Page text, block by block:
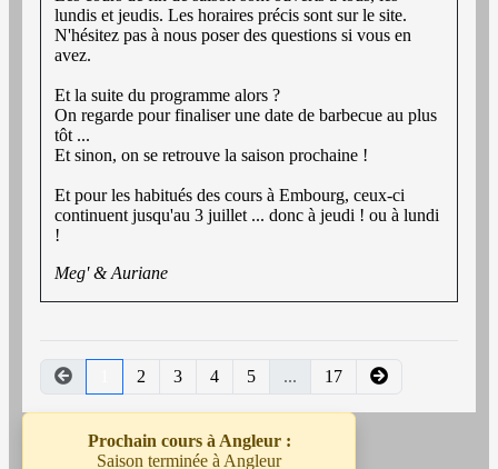
Prochain cours à Angleur :
Saison terminée à Angleur
lundis et jeudis. Les horaires précis sont sur le site.
N'hésitez pas à nous poser des questions si vous en
avez.
Et la suite du programme alors ?
On regarde pour finaliser une date de barbecue au plus
tôt ...
Et sinon, on se retrouve la saison prochaine !
Et pour les habitués des cours à Embourg, ceux-ci
continuent jusqu'au 3 juillet ... donc à jeudi ! ou à lundi
!
Meg' & Auriane
2 3 4 5 ... 17